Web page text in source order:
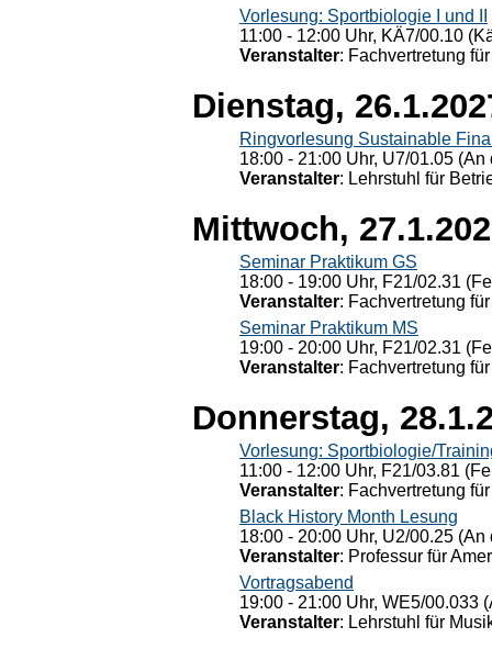
Vorlesung: Sportbiologie I und II
11:00 - 12:00 Uhr, KÄ7/00.10
Veranstalter: Fachvertretung
Dienstag,
Ringvorlesung Sustainable
18:00 - 21:00 Uhr, U7/01.05
Veranstalter: Lehrstuhl für
Mittwoch,
Seminar Praktikum GS
18:00 - 19:00 Uhr, F21/02.31
Veranstalter: Fachvertretung
Seminar Praktikum MS
19:00 - 20:00 Uhr, F21/02.31
Veranstalter: Fachvertretung
Donnerstag,
Vorlesung: Sportbiologie/
11:00 - 12:00 Uhr, F21/03.81
Veranstalter: Fachvertretung
Black History Month Lesung
18:00 - 20:00 Uhr, U2/00.25
Veranstalter: Professur für
Vortragsabend
19:00 - 21:00 Uhr, WE5/00.033
Veranstalter: Lehrstuhl für